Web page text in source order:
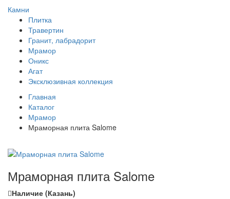
Камни
Плитка
Травертин
Гранит, лабрадорит
Мрамор
Оникс
Агат
Эксклюзивная коллекция
Главная
Каталог
Мрамор
Мраморная плита Salome
Мраморная плита Salome
Наличие (Казань)